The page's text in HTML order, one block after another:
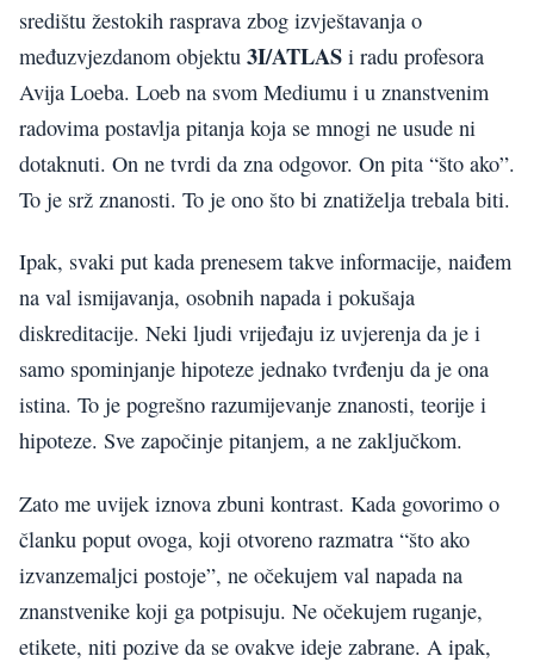
središtu žestokih rasprava zbog izvještavanja o
međuzvjezdanom objektu 3I/ATLAS i radu profesora
Avija Loeba. Loeb na svom Mediumu i u znanstvenim
radovima postavlja pitanja koja se mnogi ne usude ni
dotaknuti. On ne tvrdi da zna odgovor. On pita “što ako”.
To je srž znanosti. To je ono što bi znatiželja trebala biti.
Ipak, svaki put kada prenesem takve informacije, naiđem
na val ismijavanja, osobnih napada i pokušaja
diskreditacije. Neki ljudi vrijeđaju iz uvjerenja da je i
samo spominjanje hipoteze jednako tvrđenju da je ona
istina. To je pogrešno razumijevanje znanosti, teorije i
hipoteze. Sve započinje pitanjem, a ne zaključkom.
Zato me uvijek iznova zbuni kontrast. Kada govorimo o
članku poput ovoga, koji otvoreno razmatra “što ako
izvanzemaljci postoje”, ne očekujem val napada na
znanstvenike koji ga potpisuju. Ne očekujem ruganje,
etikete, niti pozive da se ovakve ideje zabrane. A ipak,